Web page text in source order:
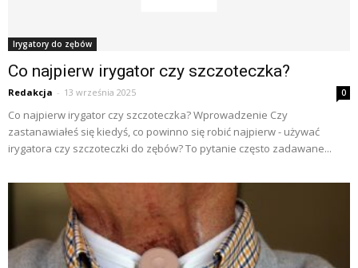
Irygatory do zębów
Co najpierw irygator czy szczoteczka?
Redakcja - 13 września 2025 0
Co najpierw irygator czy szczoteczka? Wprowadzenie Czy
zastanawiałeś się kiedyś, co powinno się robić najpierw - używać
irygatora czy szczoteczki do zębów? To pytanie często zadawane...